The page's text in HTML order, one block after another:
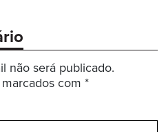
não será publicado.
com *